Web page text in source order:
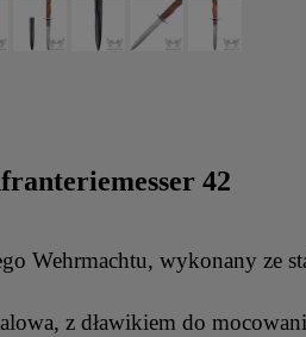
42
Wehrmachtu, wykonany ze
z dławikiem do